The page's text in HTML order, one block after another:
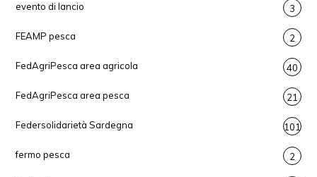
evento di lancio 3
FEAMP pesca 2
FedAgriPesca area agricola 40
FedAgriPesca area pesca 21
Federsolidarietà Sardegna 101
fermo pesca 2